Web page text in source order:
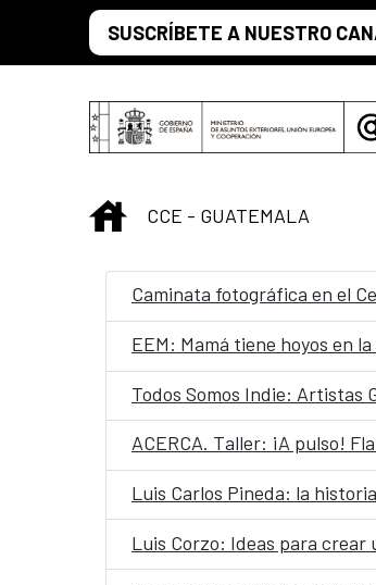
Saltar al contenido principal
SUSCRÍBETE A NUESTRO
INICIO
CCE - GUATEMALA
Caminata fotográfica en el
EEM: Mamá tiene hoyos en
Todos Somos Indie: Artistas
ACERCA. Taller: ¡A pulso!
Luis Carlos Pineda: la
Luis Corzo: Ideas para crear